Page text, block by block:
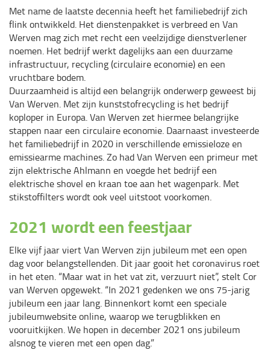
Met name de laatste decennia heeft het familiebedrijf zich
flink ontwikkeld. Het dienstenpakket is verbreed en Van
Werven mag zich met recht een veelzijdige dienstverlener
noemen. Het bedrijf werkt dagelijks aan een duurzame
infrastructuur, recycling (circulaire economie) en een
vruchtbare bodem.
Duurzaamheid is altijd een belangrijk onderwerp geweest bij
Van Werven. Met zijn kunststofrecycling is het bedrijf
koploper in Europa. Van Werven zet hiermee belangrijke
stappen naar een circulaire economie. Daarnaast investeerde
het familiebedrijf in 2020 in verschillende emissieloze en
emissiearme machines. Zo had Van Werven een primeur met
zijn elektrische Ahlmann en voegde het bedrijf een
elektrische shovel en kraan toe aan het wagenpark. Met
stikstoffilters wordt ook veel uitstoot voorkomen.
2021 wordt een feestjaar
Elke vijf jaar viert Van Werven zijn jubileum met een open
dag voor belangstellenden. Dit jaar gooit het coronavirus roet
in het eten. “Maar wat in het vat zit, verzuurt niet”, stelt Cor
van Werven opgewekt. “In 2021 gedenken we ons 75-jarig
jubileum een jaar lang. Binnenkort komt een speciale
jubileumwebsite online, waarop we terugblikken en
vooruitkijken. We hopen in december 2021 ons jubileum
alsnog te vieren met een open dag.”